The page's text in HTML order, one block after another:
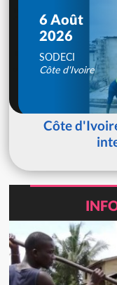
6 Août
2026
SODECI
Côte d'Ivoire
Côte